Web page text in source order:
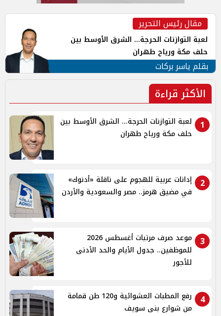
مقال رئيس التحرير
لعبة التوازنات الحرجة... الشرق الأوسط بين
حلف مكة ورياح طهران
بقلم ياسر بركات
الأكثر قراءة
1
لعبة التوازنات الحرجة... الشرق الأوسط بين
حلف مكة ورياح طهران
2
إدانات عربية للهجوم على ناقلة «أدنوك»
في مضيق هرمز.. مصر والسعودية والأردن
3
موعد صرف مرتبات أغسطس 2026
للموظفين.. جدول الأيام والحد الأدنى
للأجور
4
رفع المطبات العشوائية و120 طن قمامة
من شوارع بنى سويف